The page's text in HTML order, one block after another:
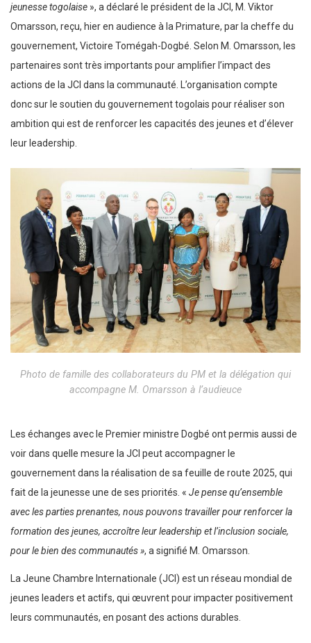
jeunesse togolaise », a déclaré le président de la JCI, M. Viktor
Omarsson, reçu, hier en audience à la Primature, par la cheffe du
gouvernement, Victoire Tomégah-Dogbé. Selon M. Omarsson, les
partenaires sont très importants pour amplifier l’impact des
actions de la JCI dans la communauté. L’organisation compte
donc sur le soutien du gouvernement togolais pour réaliser son
ambition qui est de renforcer les capacités des jeunes et d’élever
leur leadership.
Photo de famille des collaborateurs du PM et la délégation qui
accompagne M. Omarsson à l’audieuce
Les échanges avec le Premier ministre Dogbé ont permis aussi de
voir dans quelle mesure la JCI peut accompagner le
gouvernement dans la réalisation de sa feuille de route 2025, qui
fait de la jeunesse une de ses priorités. « Je pense qu’ensemble
avec les parties prenantes, nous pouvons travailler pour renforcer la
formation des jeunes, accroître leur leadership et l’inclusion sociale,
pour le bien des communautés », a signifié M. Omarsson.
La Jeune Chambre Internationale (JCI) est un réseau mondial de
jeunes leaders et actifs, qui œuvrent pour impacter positivement
leurs communautés, en posant des actions durables.